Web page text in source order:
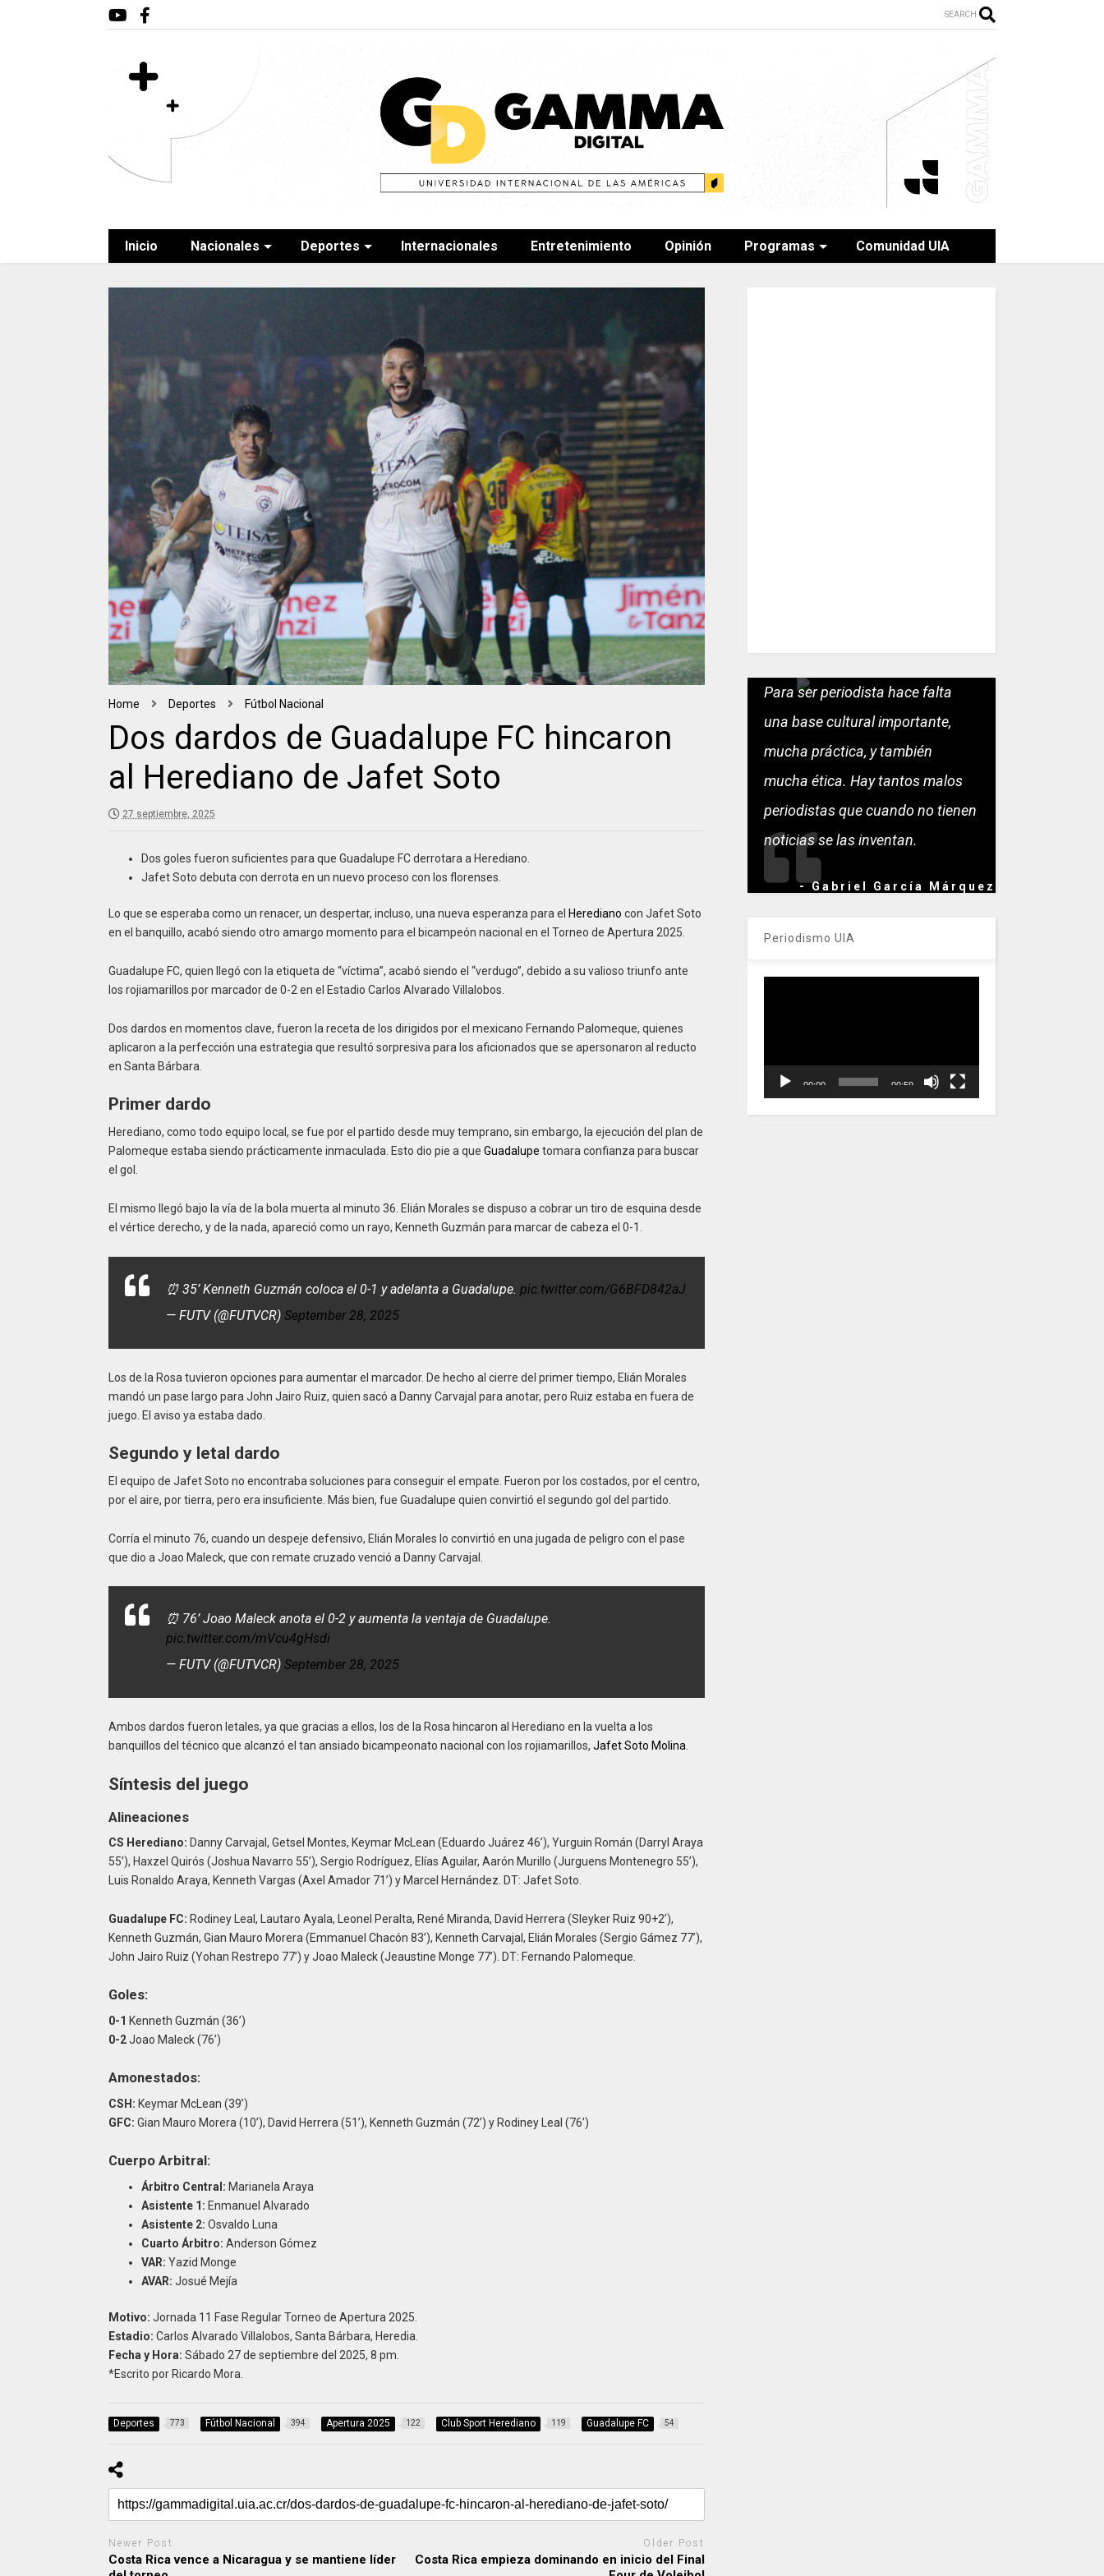
SEARCH
Inicio Nacionales Deportes Internacionales Entretenimiento Opinión Programas Comunidad UIA
Home Deportes Fútbol Nacional
Dos dardos de Guadalupe FC hincaron
al Herediano de Jafet Soto
27 septiembre, 2025
Dos goles fueron suficientes para que Guadalupe FC derrotara a Herediano.
Jafet Soto debuta con derrota en un nuevo proceso con los florenses.
Lo que se esperaba como un renacer, un despertar, incluso, una nueva esperanza para el Herediano con Jafet Soto
en el banquillo, acabó siendo otro amargo momento para el bicampeón nacional en el Torneo de Apertura 2025.
Guadalupe FC, quien llegó con la etiqueta de “víctima”, acabó siendo el “verdugo”, debido a su valioso triunfo ante
los rojiamarillos por marcador de 0-2 en el Estadio Carlos Alvarado Villalobos.
Dos dardos en momentos clave, fueron la receta de los dirigidos por el mexicano Fernando Palomeque, quienes
aplicaron a la perfección una estrategia que resultó sorpresiva para los aficionados que se apersonaron al reducto
en Santa Bárbara.
Primer dardo
Herediano, como todo equipo local, se fue por el partido desde muy temprano, sin embargo, la ejecución del plan de
Palomeque estaba siendo prácticamente inmaculada. Esto dio pie a que Guadalupe tomara confianza para buscar
el gol.
El mismo llegó bajo la vía de la bola muerta al minuto 36. Elián Morales se dispuso a cobrar un tiro de esquina desde
el vértice derecho, y de la nada, apareció como un rayo, Kenneth Guzmán para marcar de cabeza el 0-1.
⏰ 35’ Kenneth Guzmán coloca el 0-1 y adelanta a Guadalupe. pic.twitter.com/G6BFD842aJ
— FUTV (@FUTVCR) September 28, 2025
Los de la Rosa tuvieron opciones para aumentar el marcador. De hecho al cierre del primer tiempo, Elián Morales
mandó un pase largo para John Jairo Ruiz, quien sacó a Danny Carvajal para anotar, pero Ruiz estaba en fuera de
juego. El aviso ya estaba dado.
Segundo y letal dardo
El equipo de Jafet Soto no encontraba soluciones para conseguir el empate. Fueron por los costados, por el centro,
por el aire, por tierra, pero era insuficiente. Más bien, fue Guadalupe quien convirtió el segundo gol del partido.
Corría el minuto 76, cuando un despeje defensivo, Elián Morales lo convirtió en una jugada de peligro con el pase
que dio a Joao Maleck, que con remate cruzado venció a Danny Carvajal.
⏰ 76’ Joao Maleck anota el 0-2 y aumenta la ventaja de Guadalupe.
pic.twitter.com/mVcu4gHsdi
— FUTV (@FUTVCR) September 28, 2025
Ambos dardos fueron letales, ya que gracias a ellos, los de la Rosa hincaron al Herediano en la vuelta a los
banquillos del técnico que alcanzó el tan ansiado bicampeonato nacional con los rojiamarillos, Jafet Soto Molina.
Síntesis del juego
Alineaciones
CS Herediano: Danny Carvajal, Getsel Montes, Keymar McLean (Eduardo Juárez 46’), Yurguin Román (Darryl Araya
55’), Haxzel Quirós (Joshua Navarro 55’), Sergio Rodríguez, Elías Aguilar, Aarón Murillo (Jurguens Montenegro 55’),
Luis Ronaldo Araya, Kenneth Vargas (Axel Amador 71’) y Marcel Hernández. DT: Jafet Soto.
Guadalupe FC: Rodiney Leal, Lautaro Ayala, Leonel Peralta, René Miranda, David Herrera (Sleyker Ruiz 90+2’),
Kenneth Guzmán, Gian Mauro Morera (Emmanuel Chacón 83’), Kenneth Carvajal, Elián Morales (Sergio Gámez 77’),
John Jairo Ruiz (Yohan Restrepo 77’) y Joao Maleck (Jeaustine Monge 77’). DT: Fernando Palomeque.
Goles:
0-1 Kenneth Guzmán (36’)
0-2Joao Maleck (76’)
Amonestados:
CSH: Keymar McLean (39’)
GFC: Gian Mauro Morera (10’), David Herrera (51’), Kenneth Guzmán (72’) y Rodiney Leal (76’)
Cuerpo Arbitral:
Árbitro Central: Marianela Araya
Asistente 1: Enmanuel Alvarado
Asistente 2: Osvaldo Luna
Cuarto Árbitro: Anderson Gómez
VAR: Yazid Monge
AVAR: Josué Mejía
Motivo: Jornada 11 Fase Regular Torneo de Apertura 2025.
Estadio: Carlos Alvarado Villalobos, Santa Bárbara, Heredia.
Fecha y Hora: Sábado 27 de septiembre del 2025, 8 pm.
*Escrito por Ricardo Mora.
Deportes 773 Fútbol Nacional 394 Apertura 2025 122 Club Sport Herediano 119 Guadalupe FC 54
Newer Post
Costa Rica vence a Nicaragua y se mantiene líder
Older Post
Costa Rica empieza dominando en inicio del Final
Para ser periodista hace falta
una base cultural importante,
mucha práctica, y también
mucha ética. Hay tantos malos
periodistas que cuando no tienen
noticias se las inventan.
- Gabriel García Márquez
Periodismo UIA
00:00 00:59